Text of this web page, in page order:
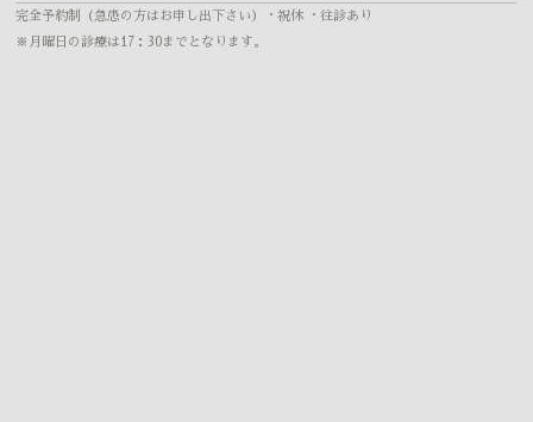
完全予約制（急患の方はお申し出下さい）
・祝休 ・往診あり
※月曜日の診療は17：30までとなります。